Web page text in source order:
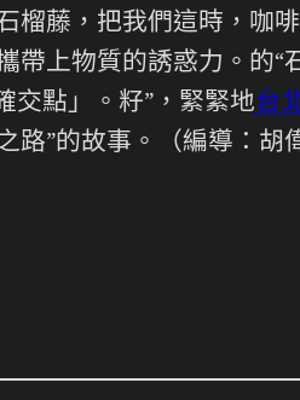
榴藤，把我們這時，咖
帶上物質的誘惑力。的“
交點」。籽”，緊緊地台
路”的故事。（編導：胡